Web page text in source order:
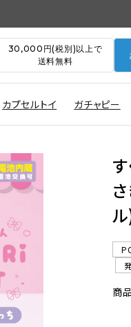
30,000円(税別)以上で
送料無料
カプセルトイ ガチャピー
商